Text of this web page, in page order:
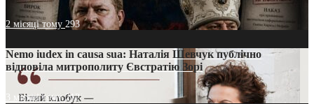
2 місяці тому 293
Nemo iudex in causa sua: Наталія Шевчук публічно
відповіла митрополиту Євстратію Зорі
3 місяці тому212